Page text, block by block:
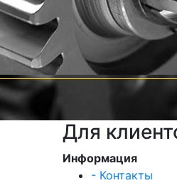
Для
Информация
- Контакты